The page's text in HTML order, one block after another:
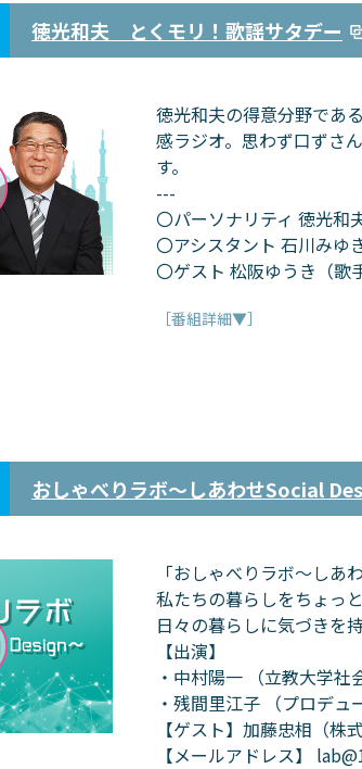
徳光和夫 とくモリ！歌謡サタデー
徳光和夫の得意分野であ
感ラジオ。思わず口ずさ
す。
---
〇パーソナリティ 徳光和
〇アシスタント 石川みゆ
〇ゲスト 松阪ゆうき（歌
［番組詳細▼］
おしゃべりラボ～しあわせSocial
「おしゃべりラボ～しあ
私たちの暮らしをちょっ
日々の暮らしに気づきを
【出演】
・中村陽一 （立教大学社
・残間里江子 （プロデュ
【ゲスト】加藤忠相（株
【メールアドレス】